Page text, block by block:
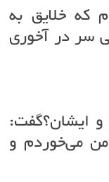
که خلایق به
سر در آخوری
ایشان؟گفت:
من می‌خوردم و